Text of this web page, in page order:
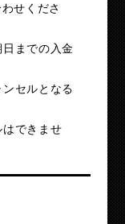
せくださ
までの入金
セルとなる
はできませ